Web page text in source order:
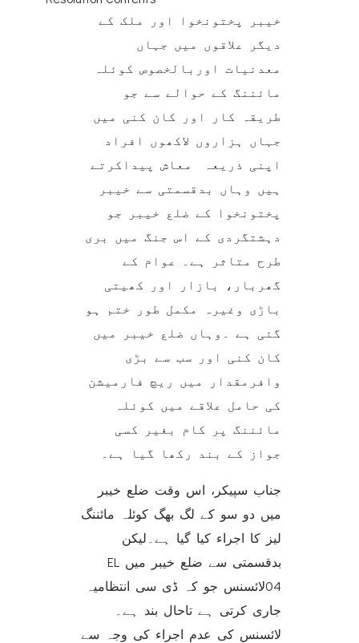
خیبر پختونخوا اور ملک کے
دیگر علاقوں میں جہاں
معدنیات اوربالخصوص کوئلہ
مائننگ کے حوالے سے جو
طریقہ کار اور کان کنی میں
جہاں ہزاروں لاکھوں افراد
اپنی ذریعہ معاش پیداکرتے
ہیں وہاں بدقسمتی سے خیبر
پختونخوا کے ضلع خیبر جو
دہشتگردی کے اس جنگ میں بری
طرح متاثر ہے۔ عوام کے
گھربار، بازار اور کھیتی
باڑی وغیرہ مکمل طور ختم ہو
گئی ہے ۔وہاں ضلع خیبر میں
کان کنی اور سب سے بڑی
وافرمقدار میں ریچ فارمیشن
کی حامل علاقے میں کوئلہ
مائننگ پر کام بغیر کسی
جواز کے بند رکھا گیا ہے۔
جناب سپیکر، اس وقت ضلع خیبر
میں دو سو کے لگ بھگ کوئلہ مائننگ
لیز کا اجراء کیا گیا ہے۔لیکن
بدقسمتی سے ضلع خیبر میں EL
04لائسنس جو کہ ڈی سی انتظامیہ
جاری کرتی ہے تاحال بند ہے۔
لائسنس کی عدم اجراء کی وجہ سے